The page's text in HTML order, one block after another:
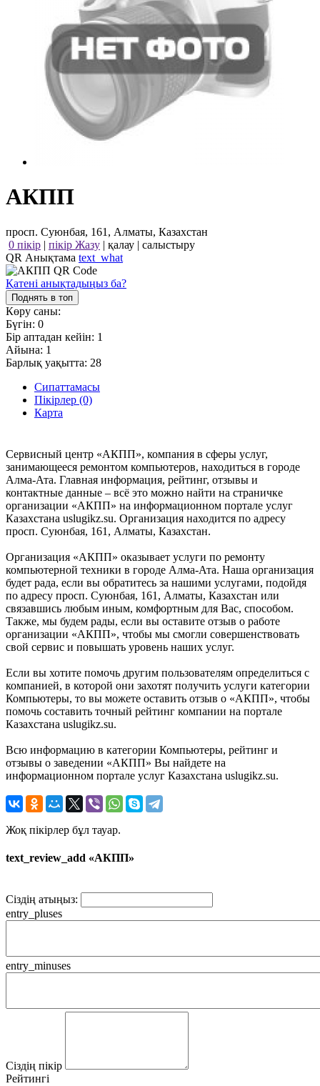
АКПП
просп. Суюнбая, 161, Алматы, Казахстан
0 пікір | пікір Жазу | қалау | салыстыру
QR Анықтама text_what
Қатені анықтадыңыз ба?
Поднять в топ
Көру саны:
Бүгін: 0
Бір аптадан кейін: 1
Айына: 1
Барлық уақытта: 28
Сипаттамасы
Пікірлер (0)
Карта
Сервисный центр «АКПП», компания в сферы услуг,
занимающееся ремонтом компьютеров, находиться в городе
Алма-Ата. Главная информация, рейтинг, отзывы и
контактные данные – всё это можно найти на страничке
организации «АКПП» на информационном портале услуг
Казахстана uslugikz.su. Организация находится по адресу
просп. Суюнбая, 161, Алматы, Казахстан.
Организация «АКПП» оказывает услуги по ремонту
компьютерной техники в городе Алма-Ата. Наша организация
будет рада, если вы обратитесь за нашими услугами, подойдя
по адресу просп. Суюнбая, 161, Алматы, Казахстан или
связавшись любым иным, комфортным для Вас, способом.
Также, мы будем рады, если вы оставите отзыв о работе
организации «АКПП», чтобы мы смогли совершенствовать
свой сервис и повышать уровень наших услуг.
Если вы хотите помочь другим пользователям определиться с
компанией, в которой они захотят получить услуги категории
Компьютеры, то вы можете оставить отзыв о «АКПП», чтобы
помочь составить точный рейтинг компании на портале
Казахстана uslugikz.su.
Всю информацию в категории Компьютеры, рейтинг и
отзывы о заведении «АКПП» Вы найдете на
информационном портале услуг Казахстана uslugikz.su.
Жоқ пікірлер бұл тауар.
text_review_add «АКПП»
Сіздің атыңыз:
entry_pluses
entry_minuses
Сіздің пікір
Рейтингі